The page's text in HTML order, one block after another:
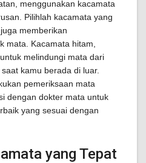
menggunakan kacamata
Pilihlah kacamata yang
memberikan
mata. Kacamata hitam,
melindungi mata dari
kamu berada di luar.
pemeriksaan mata
dengan dokter mata untuk
yang sesuai dengan
yang Tepat